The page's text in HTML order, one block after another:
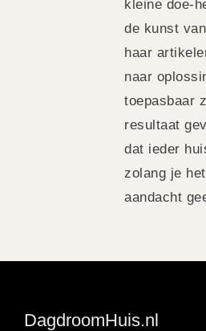
kleine doe-
de kunst
haar
naar
toepasbaar
resultaat
dat ieder
zolang je
aandacht
DagdroomHuis.nl